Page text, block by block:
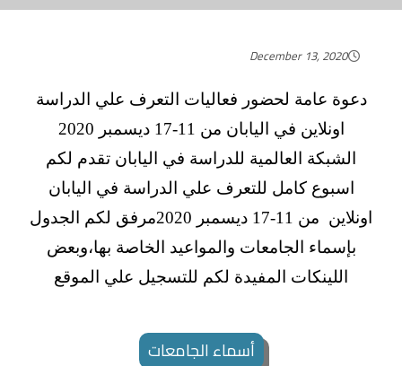
December 13, 2020
دعوة عامة لحضور فعاليات التعرف علي الدراسة
اونلاين في اليابان من 11-17 ديسمبر 2020
الشبكة العالمية للدراسة في اليابان تقدم لكم
اسبوع كامل للتعرف علي الدراسة في اليابان
اونلاين من 11-17 ديسمبر 2020
مرفق لكم الجدول
بإسماء الجامعات والمواعيد الخاصة بها،وبعض
اللينكات المفيدة لكم للتسجيل علي الموقع
أسماء الجامعات